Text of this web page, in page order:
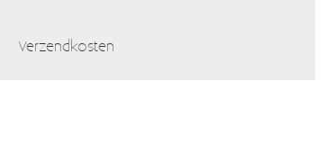
Verzendkosten